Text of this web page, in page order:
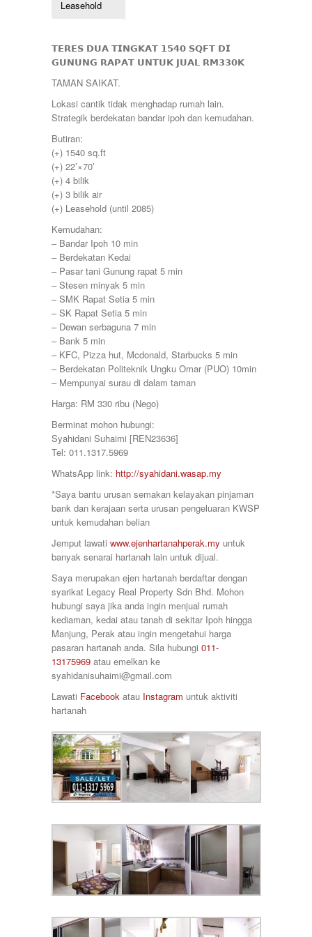
Lekir
Manjoi
Manjung
Melaka
Menglembu
Meru
Pekan Razaki
Penang
Pengkalan
Perak
Pulau Pinang
Puncak Jelapang Maju
Selayang Heights
Seri Iskandar
Seri Manjung
Simpang Pulai
Siputeh
Sitiawan
Slim River
Station 18
Sungai Siput
Taiping
Taman Ampang
Taman Bunga Raya
Taman Chandan Puteri 3
Taman Gemilang
Taman Ipoh Jaya
Taman Juasseh Sentosa
Taman Kinta
Taman Mewah
Taman Pakatan Jaya
Taman Parit Jaya
Taman Pinji Mewah
Taman Putra Indah
Taman Raia Gemilang
Taman Raia Mesta
Taman Raia Savanna
Taman Rapat Perdana
Taman Saujana Permai
Taman Seri Bayu
Taman Sri Ampang
Taman Tawas Permai
Taman Tronoh Universiti
Tambun
Tanah Hitam
Tanjung Malim
Tanjung Rambutan
Tapah
Tasek
Teluk Intan
268000
280000
285000
290000
300000
310000
315000
320000
330000
335000
340000
345000
350000
360000
370000
375000
380000
390000
399000
400000
410000
415000
420000
430000
450000
470000
480000
500000
58000
600
60000
65000
650000
700
700000
75000
78000
80000
85000
90000
920000
98000
Leasehold
𝗧𝗘𝗥𝗘𝗦 𝗗𝗨𝗔 𝗧𝗜𝗡𝗚𝗞𝗔𝗧 𝟭𝟱𝟰𝟬 𝗦𝗤𝗙𝗧 𝗗𝗜
𝗚𝗨𝗡𝗨𝗡𝗚 𝗥𝗔𝗣𝗔𝗧 𝗨𝗡𝗧𝗨𝗞 𝗝𝗨𝗔𝗟 𝗥𝗠𝟯𝟯𝟬𝗞
TAMAN SAIKAT.
Lokasi cantik tidak menghadap rumah lain.
Strategik berdekatan bandar ipoh dan kemudahan.
Butiran:
(+) 1540 sq.ft
(+) 22’×70′
(+) 4 bilik
(+) 3 bilik air
(+) Leasehold (until 2085)
Kemudahan:
– Bandar Ipoh 10 min
– Berdekatan Kedai
– Pasar tani Gunung rapat 5 min
– Stesen minyak 5 min
– SMK Rapat Setia 5 min
– SK Rapat Setia 5 min
– Dewan serbaguna 7 min
– Bank 5 min
– KFC, Pizza hut, Mcdonald, Starbucks 5 min
– Berdekatan Politeknik Ungku Omar (PUO) 10min
– Mempunyai surau di dalam taman
Harga: RM 330 ribu (Nego)
Berminat mohon hubungi:
Syahidani Suhaimi [REN23636]
Tel: 011.1317.5969
WhatsApp link: http://syahidani.wasap.my
*Saya bantu urusan semakan kelayakan pinjaman
bank dan kerajaan serta urusan pengeluaran KWSP
untuk kemudahan belian
Jemput lawati www.ejenhartanahperak.my untuk
banyak senarai hartanah lain untuk dijual.
Saya merupakan ejen hartanah berdaftar dengan
syarikat Legacy Real Property Sdn Bhd. Mohon
hubungi saya jika anda ingin menjual rumah
kediaman, kedai atau tanah di sekitar Ipoh hingga
Manjung, Perak atau ingin mengetahui harga
pasaran hartanah anda. Sila hubungi 011-
13175969 atau emelkan ke
syahidanisuhaimi@gmail.com
Lawati Facebook atau Instagram untuk aktiviti
hartanah